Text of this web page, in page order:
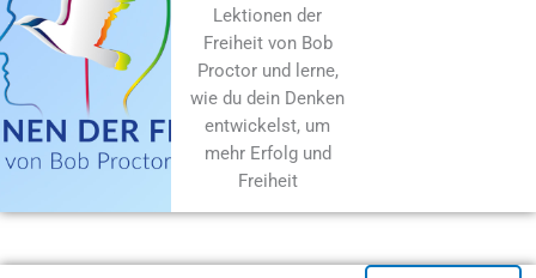
Lektionen der
Freiheit von Bob
Proctor und lerne,
wie du dein Denken
entwickelst, um
mehr Erfolg und
Freiheit